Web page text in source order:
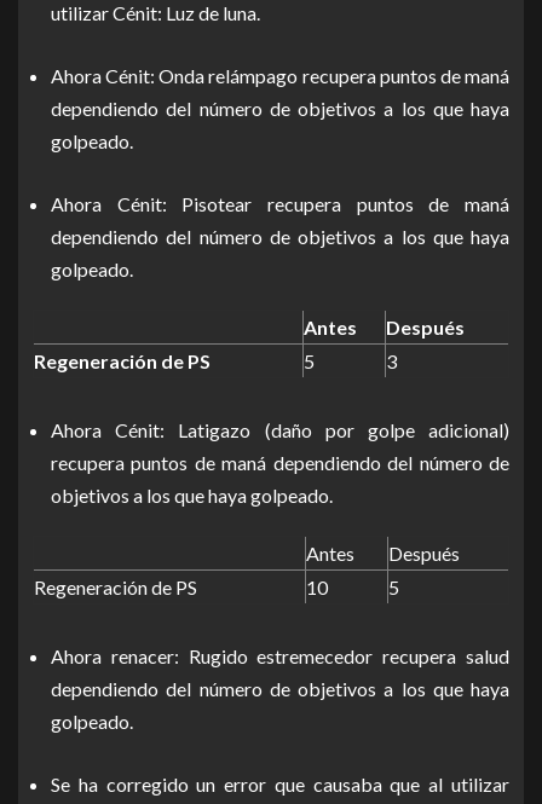
utilizar Cénit: Luz de luna.
Ahora Cénit: Onda relámpago recupera puntos de maná
dependiendo del número de objetivos a los que haya
golpeado.
Ahora Cénit: Pisotear recupera puntos de maná
dependiendo del número de objetivos a los que haya
golpeado.
Antes
Después
Regeneración de PS
5 3
Ahora Cénit: Latigazo (daño por golpe adicional)
recupera puntos de maná dependiendo del número de
objetivos a los que haya golpeado.
Antes
Después
Regeneración de PS
10 5
Ahora renacer: Rugido estremecedor recupera salud
dependiendo del número de objetivos a los que haya
golpeado.
Se ha corregido un error que causaba que al utilizar